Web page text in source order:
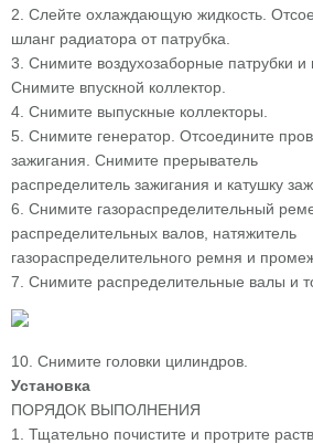
2. Слейте охлаждающую жидкость.
шланг радиатора от патрубка.
3. Снимите воздухозаборные патрубки и
Снимите впускной коллектор.
4. Снимите выпускные коллекторы.
5. Снимите генератор. Отсоедините
зажигания. Снимите прерыватель
распределитель зажигания и катушку
6. Снимите газораспределительный
распределительных валов, натяжитель
газораспределительного ремня и
7. Снимите распределительные валы и
10. Снимите головки цилиндров.
Установка
ПОРЯДОК ВЫПОЛНЕНИЯ
1. Тщательно почистите и протрите